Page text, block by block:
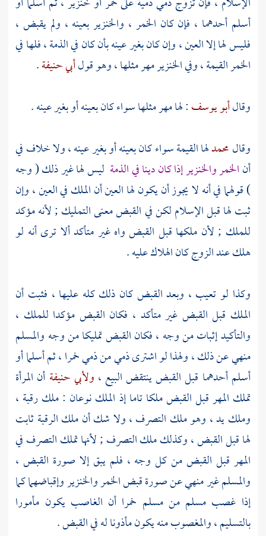
أسلم أحدهما ، فإن كان الخمر ، والخنزير بعينه ، ولم يقبض ،
فليس لها إلا العين ، وإن كان بغير عينه بأن كان في الذمة ، فلها في
الخمر القيمة ، وفي الخنزير مهر مثلها ، وهو قولأبي حنيفة.
وقالأبو يوسف: لها مهر مثلها سواء كان بعينه أو بغير عينه .
وقالمحمدلها القيمة سواء كان بعينه أو بغير عينه ، ولا خلاف في
أنالخمر والخنزير إذا كان دينا في الذمة ليس لها غير ذلك ( وجه
) قولهما في أنه لا يجوز أن يكون لها العين أن الملك في العين ، وإن
ثبت لها قبل الإسلام لكن في القبض معنى التمليك ; لأنه مؤكد
للملك ; لأن ملكها قبل القبض واه غير متأكد ألا ترى أنه لو
هلك عند الزوج كان الهلاك عليه .
وكذا لو تعيب ، وبعد القبض كان ذلك كله عليها ، فثبت أن
الملك قبل القبض غير متأكد ، فكان القبض مؤكدا للملك ،
والتأكيد إثبات من وجه ، فكان القبض تمليكا من وجه والمسلم
منهي عن ذلك ، ولهذا لو اشترى ذمي من ذمي خمرا ، ثم أسلما أو
أسلم أحدهما قبل القبض ينتقض البيع ، ولأبي حنيفة أن المرأة
تملك المهر قبل القبض ملكا تاما إذ الملك نوعان : ملك رقبة ،
وملك يد ، وهو ملك التصرف ، ولا شك أن ملك الرقبة ثابت
لها قبل القبض ، وكذلك ملك التصرف ; لأنها تملك التصرف في
المهر قبل القبض من كل وجه ، فلم يبق إلا صورة القبض ،
والمسلم غير منهي عن صورة قبض الخمر والخنزير وإقباضهما كما
إذا غصب مسلم من مسلم خمرا أن الغاصب يكون مأمورا
بالتسليم ، والمغصوب منه يكون مأذونا له في القبض .